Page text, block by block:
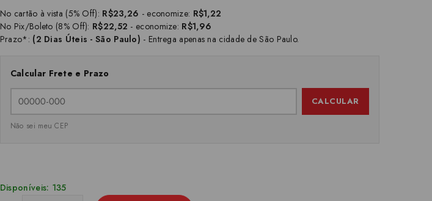
No cartão à vista (5% Off): R$23,26 - economize: R$1,22
No Pix/Boleto (8% Off): R$22,52 - economize: R$1,96
Prazo*: (2 Dias Úteis - São Paulo) - Entrega apenas na cidade de São Paulo.
Calcular Frete e Prazo
CALCULAR
Não sei meu CEP
Disponíveis: 135